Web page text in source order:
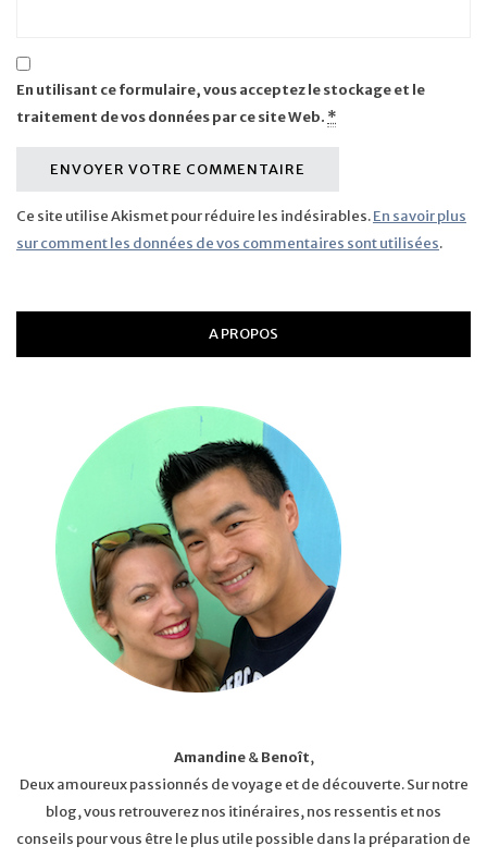
En utilisant ce formulaire, vous acceptez le stockage et le
traitement de vos données par ce site Web. *
Ce site utilise Akismet pour réduire les indésirables.En savoir plus
sur comment les données de vos commentaires sont utilisées.
A PROPOS
Amandine&Benoît,
Deux amoureux passionnés de voyage et de découverte. Sur notre
blog, vous retrouverez nos itinéraires, nos ressentis et nos
conseils pour vous être le plus utile possible dans la préparation de